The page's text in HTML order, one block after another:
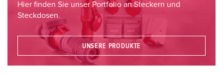
Hier finden Sie unser Portfolio an Steckern und
Steckdosen.
UNSERE PRODUKTE